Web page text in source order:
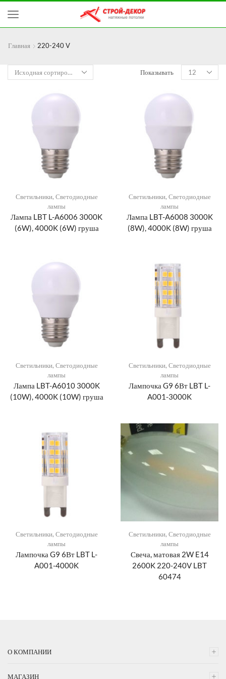
Главная 220-240 V
Показывать
Светильники, Светодиодные
лампы
Лампа LBT L-A6006 3000K
(6W), 4000K (6W) груша
Светильники, Светодиодные
лампы
Лампа LBT-A6008 3000K
(8W), 4000K (8W) груша
Светильники, Светодиодные
лампы
Лампа LBT-A6010 3000K
(10W), 4000K (10W) груша
Светильники, Светодиодные
лампы
Лампочка G9 6Вт LBT L-
A001-3000K
Светильники, Светодиодные
лампы
Лампочка G9 6Вт LBT L-
A001-4000K
Светильники, Светодиодные
лампы
Свеча, матовая 2W E14
2600K 220-240V LBT
60474
О КОМПАНИИ
МАГАЗИН